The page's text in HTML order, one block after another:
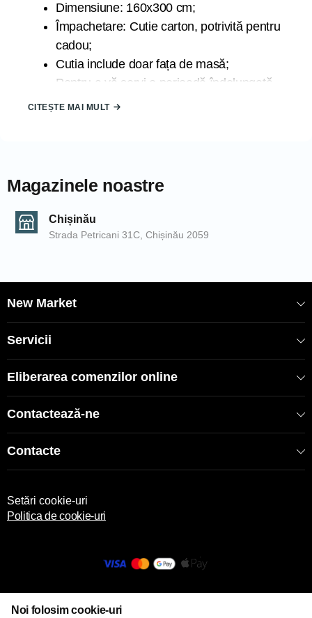
Dimensiune: 160x300 cm;
Împachetare: Cutie carton, potrivită pentru
cadou;
Cutia include doar fața de masă;
Pentru a vă servi o perioadă îndelungată
de timp se recomandă spălarea la 30
Datorită luminii la care sunt expuse produsele în timpul
fotografierii și din cauza blitz-ului camerei de fotografiat,
produsele pot căpăta nuanțe diferite. De asemenea,
nuanțele pot să difere de la un calculator la altul.
CITEȘTE MAI MULT
Magazinele noastre
Chișinău
Strada Petricani 31C, Chișinău 2059
New Market
Servicii
Eliberarea comenzilor online
Contactează-ne
Contacte
Setări cookie-uri
Politica de cookie-uri
Noi folosim cookie-uri